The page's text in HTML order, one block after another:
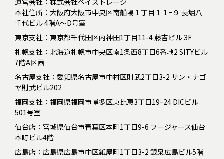
本社住所：大阪府大阪市中央区南船場１丁目１１−９ 長堀八
千代ビル 4階A～D号室
東京支社：東京都千代田区内神田1丁目11-4 藤吉ビル 3F
札幌支社：北海道札幌市中央区南1条西8丁目6番地2 SITYビル
7階A区画
名古屋支社：愛知県名古屋市中村区則武2丁目3-2 サン・ナゴ
ヤ則武ビル202
福岡支社：福岡県福岡市博多区東比恵3丁目19ｰ24 DICビル
501号室
仙台店：宮城県仙台市青葉区本町1丁目9-6 フージャース仙台
本町ビル4階
広島店：広島県広島市中区紙屋町1丁目3-2 銀泉広島ビル5階